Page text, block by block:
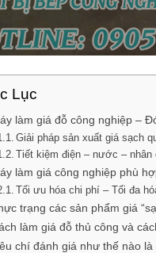
Lục
làm giá đỗ công nghiệp –
Giải pháp sản xuất giá sạch
Tiết kiệm điện – nước – nhân
làm giá công nghiệp phù
Tối ưu hóa chi phí – Tối đa
trạng các sản phẩm giá
làm giá đỗ thủ công và
chí đánh giá như thế nào là